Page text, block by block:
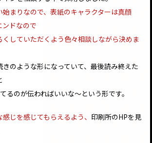
まりなので、表紙のキャラクターは真顔
ンドなので
していただくよう色々相談しながら決めま
のような形になっていて、最後読み終えた
るのが伝わればいいな〜という形です。
じを感じてもらえるよう、 印刷所のHPを見